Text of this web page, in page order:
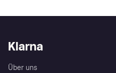
Klarna
Über uns